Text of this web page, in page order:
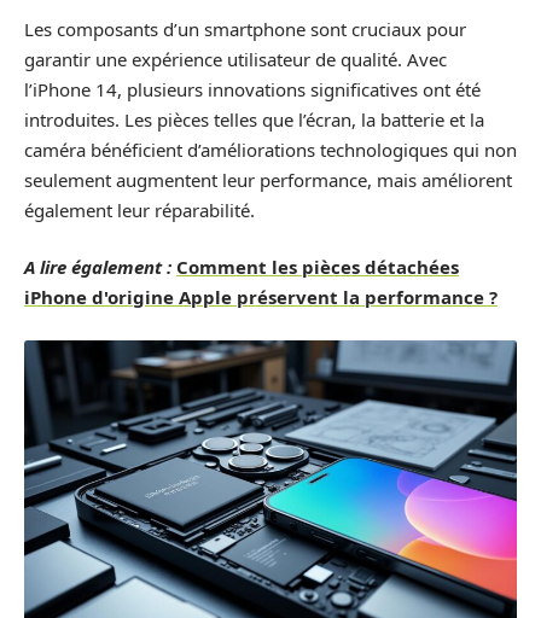
Les composants d’un smartphone sont cruciaux pour
garantir une expérience utilisateur de qualité. Avec
l’iPhone 14, plusieurs innovations significatives ont été
introduites. Les pièces telles que l’écran, la batterie et la
caméra bénéficient d’améliorations technologiques qui non
seulement augmentent leur performance, mais améliorent
également leur réparabilité.
A lire également : Comment les pièces détachées
iPhone d'origine Apple préservent la performance ?